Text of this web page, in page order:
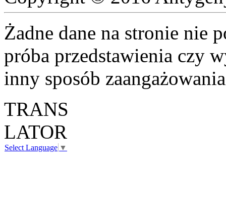
Żadne dane na stronie nie
próba przedstawienia czy
inny sposób
TRANS
LATOR
Select Language ▼